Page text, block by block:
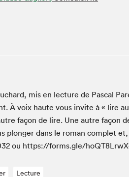
Liseur Public
Matinées scolaires
Narra
Vitrine du Festival
bleu au SLM
mis en lec­ture de Pas­cal
À voix haute vous invite à « lire
façon de lire. Une autre façon
plonger dans le roman com­plet
ou https://forms.gle/hoQT8
Lecture